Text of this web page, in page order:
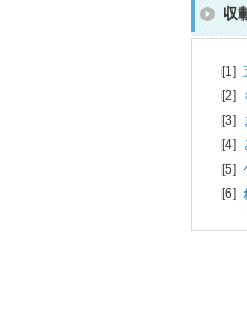
収
[1]
[2]
[3]
[4]
[5]
[6]